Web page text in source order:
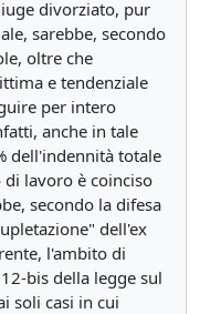
divorziato, pur
sarebbe, secondo
oltre che
e tendenziale
per intero
anche in tale
dell'indennità totale
lavoro è coinciso
secondo la difesa
dell'ex
l'ambito di
bis della legge sul
soli casi in cui